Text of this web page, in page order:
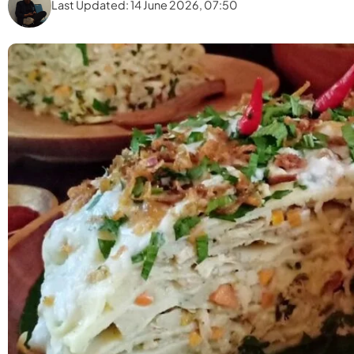
Last Updated: 14 June 2026, 07:50